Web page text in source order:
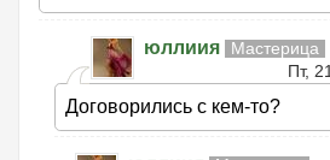
юллиия Мастерица
Пт,
Договорились с кем-то?